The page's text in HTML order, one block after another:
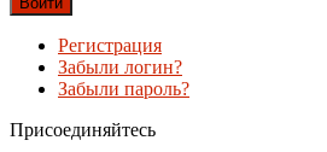
Регистрация
Забыли логин?
Забыли пароль?
Присоединяйтесь